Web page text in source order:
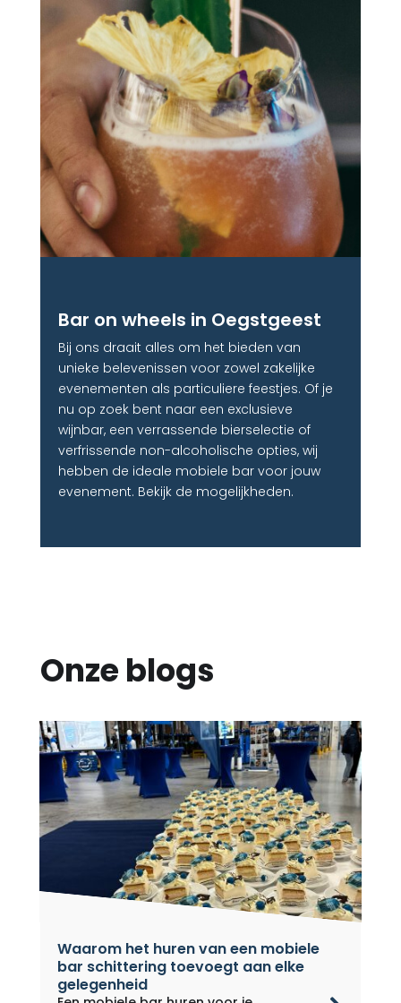
Bar on wheels in Oegstgeest
Bij ons draait alles om het bieden van
unieke belevenissen voor zowel zakelijke
evenementen als particuliere feestjes. Of je
nu op zoek bent naar een exclusieve
wijnbar, een verrassende bierselectie of
verfrissende non-alcoholische opties, wij
hebben de ideale mobiele bar voor jouw
evenement. Bekijk de mogelijkheden.
Onze blogs
Waarom het huren van een mobiele
bar schittering toevoegt aan elke
gelegenheid